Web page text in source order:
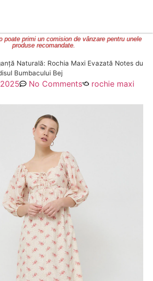
poate primi un comision de vânzare pentru unele
produse recomandate.
Naturală: Rochia Maxi Evazată Notes du
Bumbacului Bej
No Comments rochie maxi